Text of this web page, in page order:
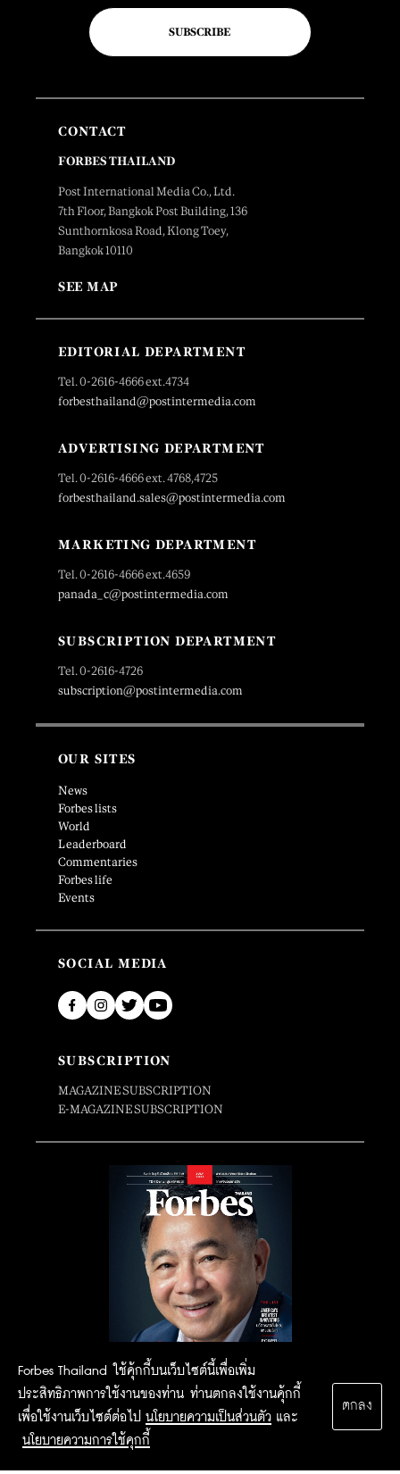
Forbes Thailand ใช้คุ้กกี้บนเว็บไซต์นี้เพื่อเพิ่ม
ประสิทธิภาพการใช้งานของท่าน ท่านตกลงใช้งานคุ้กกี้
เพื่อใช้งานเว็บไซต์ต่อไป นโยบายความเป็นส่วนตัว และ
นโยบายความการใช้คุกกี้
ตกลง
SUBSCRIBE
CONTACT
FORBES THAILAND
Post International Media Co., Ltd.
7th Floor, Bangkok Post Building, 136
Sunthornkosa Road, Klong Toey,
Bangkok 10110
SEE MAP
EDITORIAL DEPARTMENT
Tel. 0-2616-4666 ext.4734
forbesthailand@postintermedia.com
ADVERTISING DEPARTMENT
Tel. 0-2616-4666 ext. 4768,4725
forbesthailand.sales@postintermedia.com
MARKETING DEPARTMENT
Tel. 0-2616-4666 ext.4659
panada_c@postintermedia.com
SUBSCRIPTION DEPARTMENT
Tel. 0-2616-4726
subscription@postintermedia.com
OUR SITES
News
Forbes lists
World
Leaderboard
Commentaries
Forbes life
Events
SOCIAL MEDIA
SUBSCRIPTION
MAGAZINE SUBSCRIPTION
E-MAGAZINE SUBSCRIPTION
2015 Forbesthailand.com ALL RIGHTS RESERVED